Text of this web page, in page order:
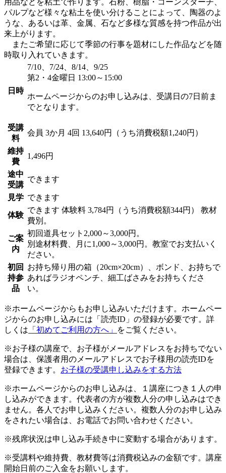
パルプなど様々な粘土を使い分けることによって、陶器のよ
うな、あるいは革、金属、石など多様な質感を持つ作品が出
来上がります。
またご希望に応じて季節の行事を題材にした作品などを随
時取り入れていきます。
日時
7/10、7/24、8/14、9/25
第2・4金曜日 13:00～15:00
ホームページからのお申し込みは、受講日の7日前ま
でとなります。
受講
料
会員 3か月 4回 13,640円（うち消費税額1,240円）
維持
費
1,496円
途中
受講
できます
見学 できます
体験
できます 体験料 3,784円（うち消費税額344円） 教材
費別。
ご案
内
初回道具セット2,000～3,000円。
別途材料費、月に1,000～3,000円。教室でお支払いく
ださい。
初回
持参
品
お持ち帰り用の箱（20cm×20cm）、ボンド、お持ちで
あればラジオペンチ、細工ばさみをお持ちくださ
い。
※ホームページからもお申し込みいただけます。ホームペー
ジからのお申し込みには「読売ID」の登録が必要です。詳
しくは 「初めてご利用の方へ」 をご覧ください。
※お子様の講座で、お子様がメールアドレスをお持ちでない
場合は、保護者用のメールアドレスでお子様用の読売IDを
登録できます。 お子様の受講申し込みをする方法
※ホームページからのお申し込みは、１講座につき１人の申
し込みができます。代表者の方が複数人分の申し込みはでき
ません。各人でお申し込みください。複数人分のお申し込み
をされたい場合は、お電話でお問い合わせください。
※残席状況は申し込み手続き中に変動する場合があります。
※受講料や維持費、教材費等は消費税込みの金額です。講座
開始日前のご入金をお願いします。